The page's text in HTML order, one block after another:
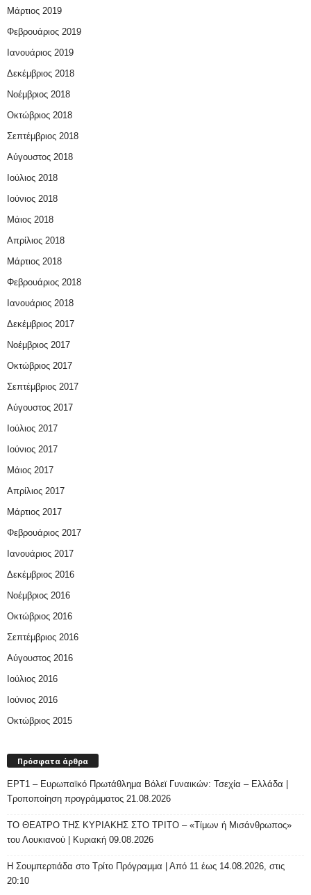
Μάρτιος 2019
Φεβρουάριος 2019
Ιανουάριος 2019
Δεκέμβριος 2018
Νοέμβριος 2018
Οκτώβριος 2018
Σεπτέμβριος 2018
Αύγουστος 2018
Ιούλιος 2018
Ιούνιος 2018
Μάιος 2018
Απρίλιος 2018
Μάρτιος 2018
Φεβρουάριος 2018
Ιανουάριος 2018
Δεκέμβριος 2017
Νοέμβριος 2017
Οκτώβριος 2017
Σεπτέμβριος 2017
Αύγουστος 2017
Ιούλιος 2017
Ιούνιος 2017
Μάιος 2017
Απρίλιος 2017
Μάρτιος 2017
Φεβρουάριος 2017
Ιανουάριος 2017
Δεκέμβριος 2016
Νοέμβριος 2016
Οκτώβριος 2016
Σεπτέμβριος 2016
Αύγουστος 2016
Ιούλιος 2016
Ιούνιος 2016
Οκτώβριος 2015
Πρόσφατα άρθρα
ΕΡΤ1 – Ευρωπαϊκό Πρωτάθλημα Βόλεϊ Γυναικών: Τσεχία – Ελλάδα |
Τροποποίηση προγράμματος 21.08.2026
ΤΟ ΘΕΑΤΡΟ ΤΗΣ ΚΥΡΙΑΚΗΣ ΣΤΟ ΤΡΙΤΟ – «Τίμων ή Μισάνθρωπος»
του Λουκιανού | Κυριακή 09.08.2026
H Σουμπερτιάδα στο Τρίτο Πρόγραμμα | Από 11 έως 14.08.2026, στις
20:10